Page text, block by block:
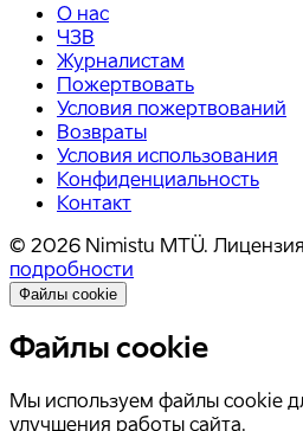
О нас
ЧЗВ
Журналистам
Пожертвовать
Условия пожертвований
Возвраты
Условия использования
Конфиденциальность
Контакт
© 2026 Nimistu MTÜ. Лицензия
подробности
Файлы cookie
Файлы cookie
Мы используем файлы cookie
улучшения работы сайта.